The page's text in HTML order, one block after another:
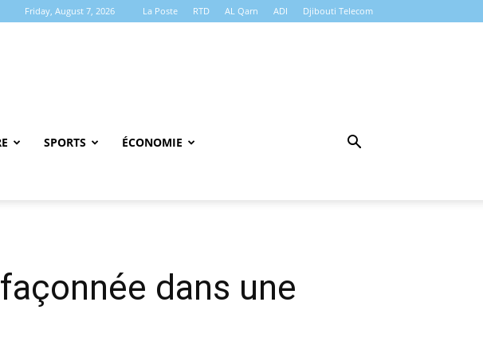
Friday, August 7, 2026 La Poste RTD AL Qarn ADI Djibouti Telecom
SPORTS ÉCONOMIE
dans une